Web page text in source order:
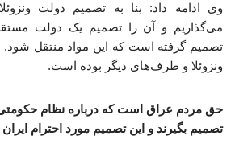
وی ادامه داد: بنا به تصمیم دولت
می‌گذاریم و آن را تصمیم یک دولت
تصمیم گرفته است که این مواد منتقل
ونزوئلا و طرف‌های دیگر بوده است.
حق مردم عراق است که درباره نظام
تصمیم بگیرند و این تصمیم مورد احترام